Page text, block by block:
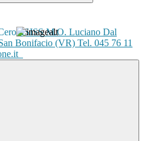
ISISS M.O. Luciano Dal
Bonifacio (VR) Tel. 045 76 11